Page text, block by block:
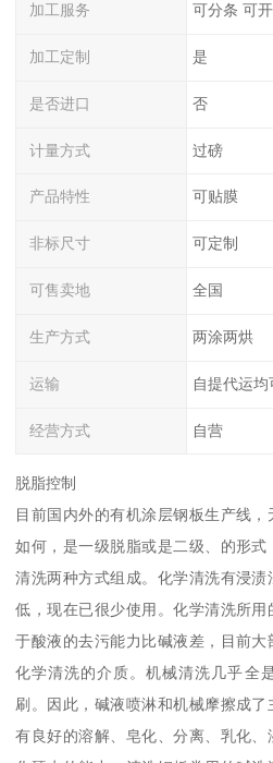
加工服务 可分条 可
加工定制 是
是否进口 否
计量方式 过磅
产品特性 可贴膜
非标尺寸 可定制
可售卖地 全国
生产方式 两涂两烘
运输 自提代运均
经营方式 自营
脱脂控制
目前国内外的有机涂层钢板生产线
如何，是一级脱脂或是二级、的形
清洗两种方式组成。化学清洗有浸
低，现在已很少使用。化学清洗所
于酸液的去污能力比碱液差，目前
化学清洗的介质。机械清洗几乎全
刷。因此，碱液喷淋和机械摩擦成
有良好的溶解、皂化、分离、乳化